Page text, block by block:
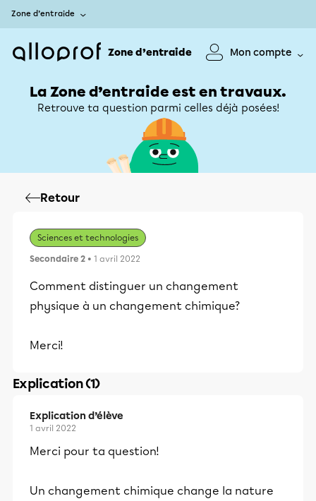
Zone d’entraide
Zone d’entraide Mon compte
La Zone d’entraide est en travaux.
Retrouve ta question parmi celles déjà posées!
Retour
Sciences et technologies
Secondaire 2 • 1 avril 2022
Comment distinguer un changement
physique à un changement chimique?
Merci!
Explication (1)
Explication d’élève
1 avril 2022
Merci pour ta question!
Un changement chimique change la nature